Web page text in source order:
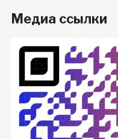
Медиа ссылки